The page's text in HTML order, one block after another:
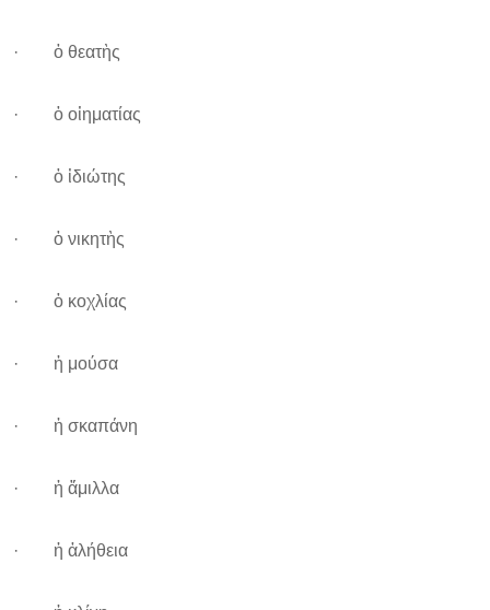
· ὁ θεατὴς
· ὁ οἰηματίας
· ὁ ἰδιώτης
· ὁ νικητὴς
· ὁ κοχλίας
· ἡ μούσα
· ἡ σκαπάνη
· ἡ ἅμιλλα
· ἡ ἀλήθεια